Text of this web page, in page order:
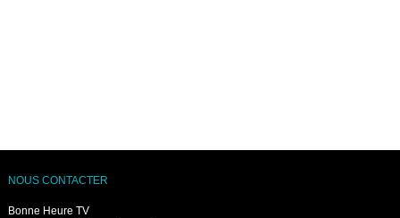
NOUS CONTACTER
Bonne Heure TV